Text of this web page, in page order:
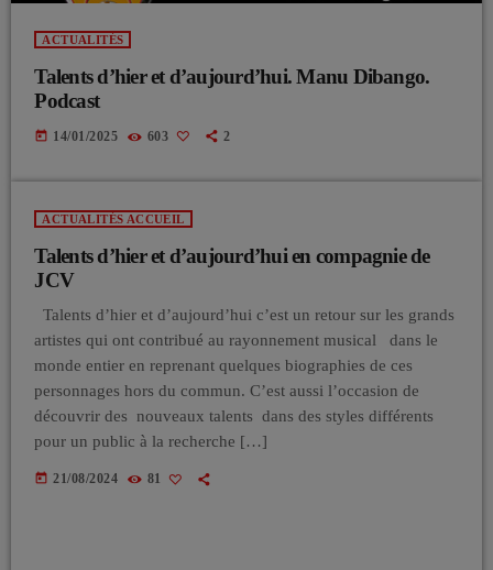
ACTUALITÉS
Talents d’hier et d’aujourd’hui. Manu Dibango.
Podcast
today 14/01/2025 603 2
ACTUALITÉS ACCUEIL
Talents d’hier et d’aujourd’hui en compagnie de
JCV
Talents d’hier et d’aujourd’hui c’est un retour sur les grands
artistes qui ont contribué au rayonnement musical dans le
monde entier en reprenant quelques biographies de ces
personnages hors du commun. C’est aussi l’occasion de
découvrir des nouveaux talents dans des styles différents
pour un public à la recherche […]
today 21/08/2024 81